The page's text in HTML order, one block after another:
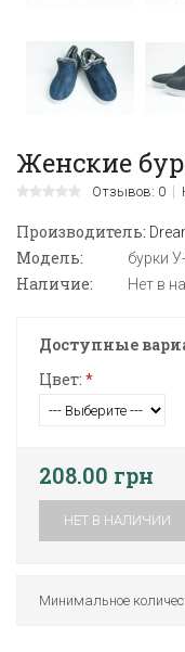
Женские
Отзывов: 0
Производитель:
Модель: бурки
Наличие: Нет в
Доступные
Цвет: *
208.00 грн
НЕТ В НАЛИЧИИ
Минимальное